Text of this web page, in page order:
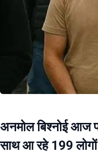
अनमोल बिश्नोई आज
साथ आ रहे 199